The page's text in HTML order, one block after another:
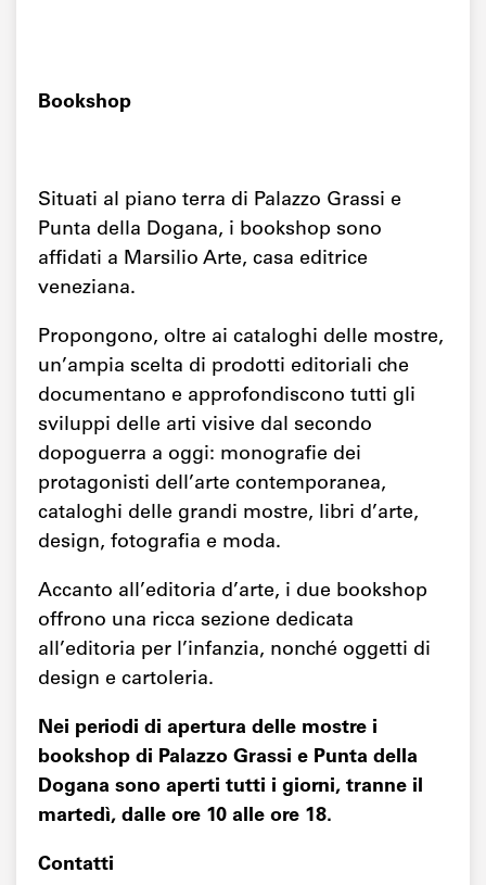
Bookshop
Situati al piano terra di Palazzo Grassi e
Punta della Dogana, i bookshop sono
affidati a Marsilio Arte, casa editrice
veneziana.
Propongono, oltre ai cataloghi delle mostre,
un’ampia scelta di prodotti editoriali che
documentano e approfondiscono tutti gli
sviluppi delle arti visive dal secondo
dopoguerra a oggi: monografie dei
protagonisti dell’arte contemporanea,
cataloghi delle grandi mostre, libri d’arte,
design, fotografia e moda.
Accanto all’editoria d’arte, i due bookshop
offrono una ricca sezione dedicata
all’editoria per l’infanzia, nonché oggetti di
design e cartoleria.
Nei periodi di apertura delle mostre i
bookshop di Palazzo Grassi e Punta della
Dogana sono aperti tutti i giorni, tranne il
martedì, dalle ore 10 alle ore 18.
Contatti